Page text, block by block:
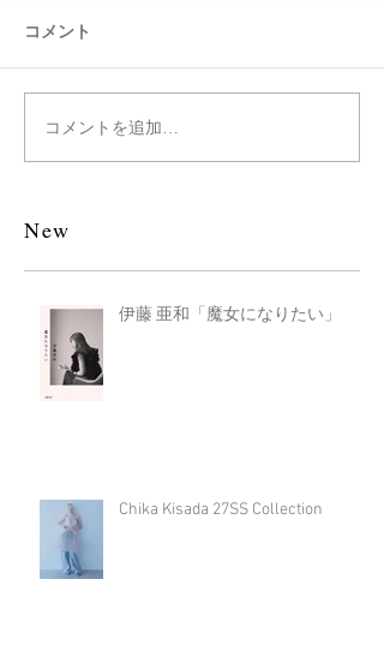
コメント
コメントを追加…
New
伊藤 亜和「魔女になりたい」
Chika Kisada 27SS Collection